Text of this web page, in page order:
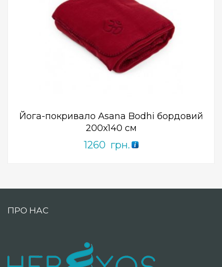
Йога-покривало Asana Bodhi бордовий
200х140 см
1260 грн.
ПРИДБАТИ
Add to Wishlist
ПРО НАС